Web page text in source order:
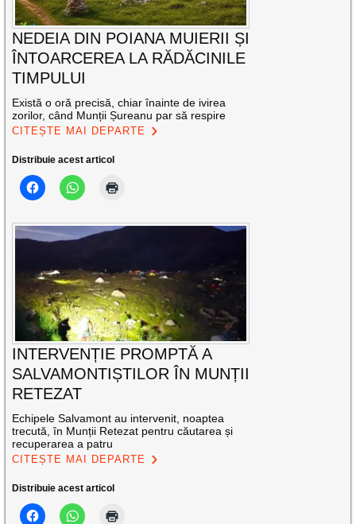
NEDEIA DIN POIANA MUIERII ȘI
ÎNTOARCEREA LA RĂDĂCINILE
TIMPULUI
Există o oră precisă, chiar înainte de ivirea
zorilor, când Munții Șureanu par să respire
CITEȘTE MAI DEPARTE
Distribuie acest articol
INTERVENȚIE PROMPTĂ A
SALVAMONTIȘTILOR ÎN MUNȚII
RETEZAT
Echipele Salvamont au intervenit, noaptea
trecută, în Munții Retezat pentru căutarea și
recuperarea a patru
CITEȘTE MAI DEPARTE
Distribuie acest articol